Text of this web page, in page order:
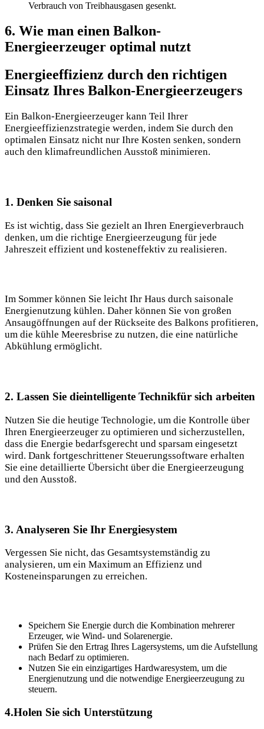
Verbrauch von Treibhausgasen gesenkt.
6. Wie man einen Balkon-
Energieerzeuger optimal nutzt
Energieeffizienz durch den richtigen
Einsatz Ihres Balkon-Energieerzeugers
Ein Balkon-Energieerzeuger kann Teil Ihrer
Energieeffizienzstrategie werden, indem Sie durch den
optimalen Einsatz nicht nur Ihre Kosten senken, sondern
auch den klimafreundlichen Ausstoß minimieren.
1. Denken Sie saisonal
Es ist wichtig, dass Sie gezielt an Ihren Energieverbrauch
denken, um die richtige Energieerzeugung für jede
Jahreszeit effizient und kosteneffektiv zu realisieren.
Im Sommer können Sie leicht Ihr Haus durch saisonale
Energienutzung kühlen. Daher können Sie von großen
Ansaugöffnungen auf der Rückseite des Balkons profitieren,
um die kühle Meeresbrise zu nutzen, die eine natürliche
Abkühlung ermöglicht.
2. Lassen Sie dieintelligente Technikfür sich arbeiten
Nutzen Sie die heutige Technologie, um die Kontrolle über
Ihren Energieerzeuger zu optimieren und sicherzustellen,
dass die Energie bedarfsgerecht und sparsam eingesetzt
wird. Dank fortgeschrittener Steuerungssoftware erhalten
Sie eine detaillierte Übersicht über die Energieerzeugung
und den Ausstoß.
3. Analyseren Sie Ihr Energiesystem
Vergessen Sie nicht, das Gesamtsystemständig zu
analysieren, um ein Maximum an Effizienz und
Kosteneinsparungen zu erreichen.
Speichern Sie Energie durch die Kombination mehrerer
Erzeuger, wie Wind- und Solarenergie.
Prüfen Sie den Ertrag Ihres Lagersystems, um die Aufstellung
nach Bedarf zu optimieren.
Nutzen Sie ein einzigartiges Hardwaresystem, um die
Energienutzung und die notwendige Energieerzeugung zu
steuern.
4.Holen Sie sich Unterstützung